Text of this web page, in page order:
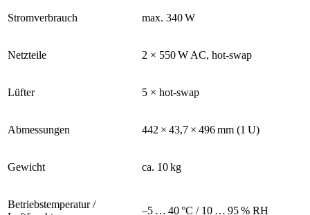
Stromverbrauch max. 340 W
Netzteile 2 × 550 W AC, hot‑swap
Lüfter 5 × hot‑swap
Abmessungen 442 × 43,7 × 496 mm (1 U)
Gewicht ca. 10 kg
Betriebstemperatur /
–5 … 40 °C / 10 … 95 % RH